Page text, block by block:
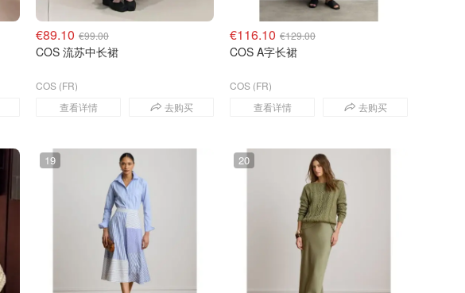
€89.10 €99.00
COS 流苏中长裙
查看详情 去购买
COS (FR)
€116.10 €129.00
COS A字长裙
查看详情 去购买
COS (FR)
19 20